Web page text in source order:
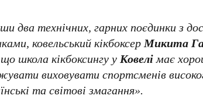
два технічних, гарних поєдинки з
ковельський кікбоксерМикита
що школа кікбоксингу уКовелімає
виховувати спортсменів
та світові змагання».